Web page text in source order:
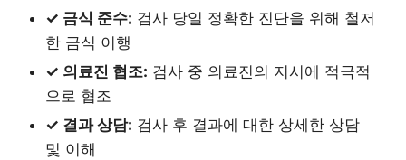
✓ 금식 준수: 검사 당일 정확한 진단을 위해 철저
한 금식 이행
✓ 의료진 협조: 검사 중 의료진의 지시에 적극적
으로 협조
✓ 결과 상담: 검사 후 결과에 대한 상세한 상담
및 이해